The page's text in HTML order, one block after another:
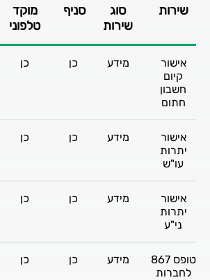
שירות
סוג
שירות
סניף
מוקד
טלפוני
אישור
קיום
חשבון
חתום
מידע כן כן
אישור
יתרות
עו"ש
מידע כן כן
אישור
יתרות
ני"ע
מידע כן כן
טופס 867
לחברות
מידע כן כן